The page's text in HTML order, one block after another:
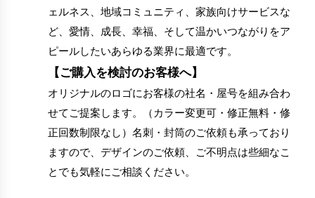
ェルネス、地域コミュニティ、家族向けサービスな
ど、愛情、成長、幸福、そして温かいつながりをア
ピールしたいあらゆる業界に最適です。
【ご購入を検討のお客様へ】
オリジナルのロゴにお客様の社名・屋号を組み合わ
せてご提案します。（カラー変更可・修正無料・修
正回数制限なし）名刺・封筒のご依頼も承っており
ますので、デザインのご依頼、ご不明点は些細なこ
とでも気軽にご相談ください。